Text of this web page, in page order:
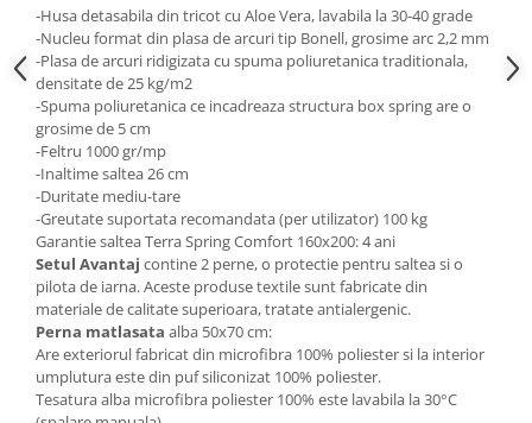
-Husa detasabila din tricot cu Aloe Vera, lavabila la 30-40 grade
-Nucleu format din plasa de arcuri tip Bonell, grosime arc 2,2 mm
-Plasa de arcuri ridigizata cu spuma poliuretanica traditionala,
densitate de 25 kg/m2
-Spuma poliuretanica ce incadreaza structura box spring are o
grosime de 5 cm
-Feltru 1000 gr/mp
-Inaltime saltea 26 cm
-Duritate mediu-tare
-Greutate suportata recomandata (per utilizator) 100 kg
Garantie saltea Terra Spring Comfort 160x200: 4 ani
Setul Avantaj contine 2 perne, o protectie pentru saltea si o
pilota de iarna. Aceste produse textile sunt fabricate din
materiale de calitate superioara, tratate antialergenic.
Perna matlasata alba 50x70 cm:
Are exteriorul fabricat din microfibra 100% poliester si la interior
umplutura este din puf siliconizat 100% poliester.
Tesatura alba microfibra poliester 100% este lavabila la 30°C